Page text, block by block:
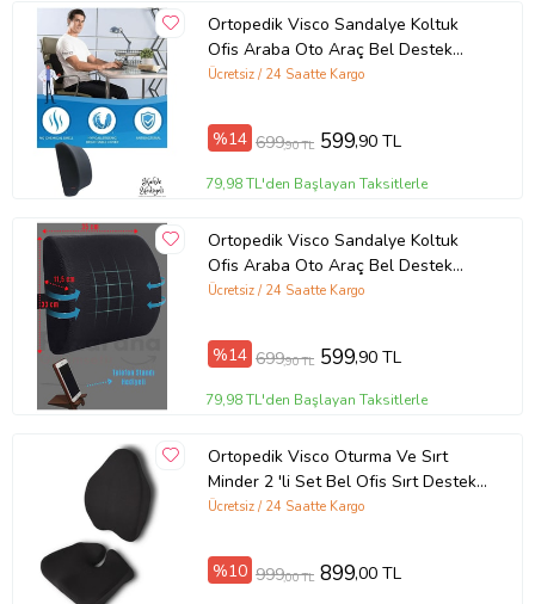
Ortopedik Visco Sandalye Koltuk
Ofis Araba Oto Araç Bel Destek
Yastığı Sırt Desteği Minderi
Ücretsiz / 24 Saatte Kargo
%14 699,90 TL 599,90 TL
79,98 TL'den Başlayan Taksitlerle
Ortopedik Visco Sandalye Koltuk
Ofis Araba Oto Araç Bel Destek
Yastığı Sırt Desteği Minderi
Ücretsiz / 24 Saatte Kargo
%14 699,90 TL 599,90 TL
79,98 TL'den Başlayan Taksitlerle
Ortopedik Visco Oturma Ve Sırt
Minder 2 'li Set Bel Ofis Sırt Destek
Yastığı
Ücretsiz / 24 Saatte Kargo
%10 999,00 TL 899,00 TL